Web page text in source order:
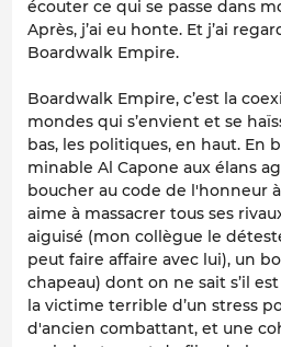
écouter ce qui se passe dans
Après, j’ai eu honte. Et j’ai
Boardwalk Empire.
Boardwalk Empire, c’est la
mondes qui s’envient et se
bas, les politiques, en haut. En
minable Al Capone aux élans
boucher au code de l'honneur
aime à massacrer tous ses
aiguisé (mon collègue le
peut faire affaire avec lui), un
chapeau) dont on ne sait s’il
la victime terrible d’un stress
d'ancien combattant, et une